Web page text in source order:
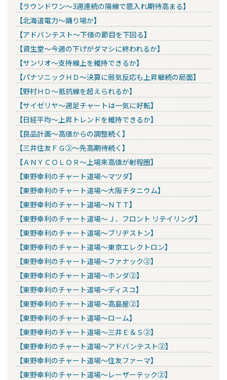
【ラウンドワン～3週連続の陽線で底入れ期待高まる】
【北海道電力～踊り場か】
【アドバンテスト～下値の節目を下回る】
【資生堂～今週の下げがダマシに終われるか】
【サンリオ～支持線上を維持できるか】
【パナソニックＨＤ～決算に弱気反応も上昇継続の局面】
【野村ＨＤ～抵抗線を超えられるか】
【サイゼリヤ～週足チャートは一気に好転】
【日経平均～上昇トレンドを維持できるか】
【良品計画～高値からの調整続く】
【三井住友ＦＧ②～先高期待続く】
【ＡＮＹＣＯＬＯＲ～上場来高値が射程圏】
【東野幸利のチャート道場～マツダ】
【東野幸利のチャート道場～大阪チタニウム】
【東野幸利のチャート道場～ＮＴＴ】
【東野幸利のチャート道場～Ｊ．フロント リテイリング】
【東野幸利のチャート道場～ブリヂストン】
【東野幸利のチャート道場～東京エレクトロン】
【東野幸利のチャート道場～ファナック②】
【東野幸利のチャート道場～ホンダ②】
【東野幸利のチャート道場～ディスコ】
【東野幸利のチャート道場～高島屋②】
【東野幸利のチャート道場～ローム】
【東野幸利のチャート道場～三井Ｅ＆Ｓ②】
【東野幸利のチャート道場～アドバンテスト②】
【東野幸利のチャート道場～住友ファーマ】
【東野幸利のチャート道場～レーザーテック②】